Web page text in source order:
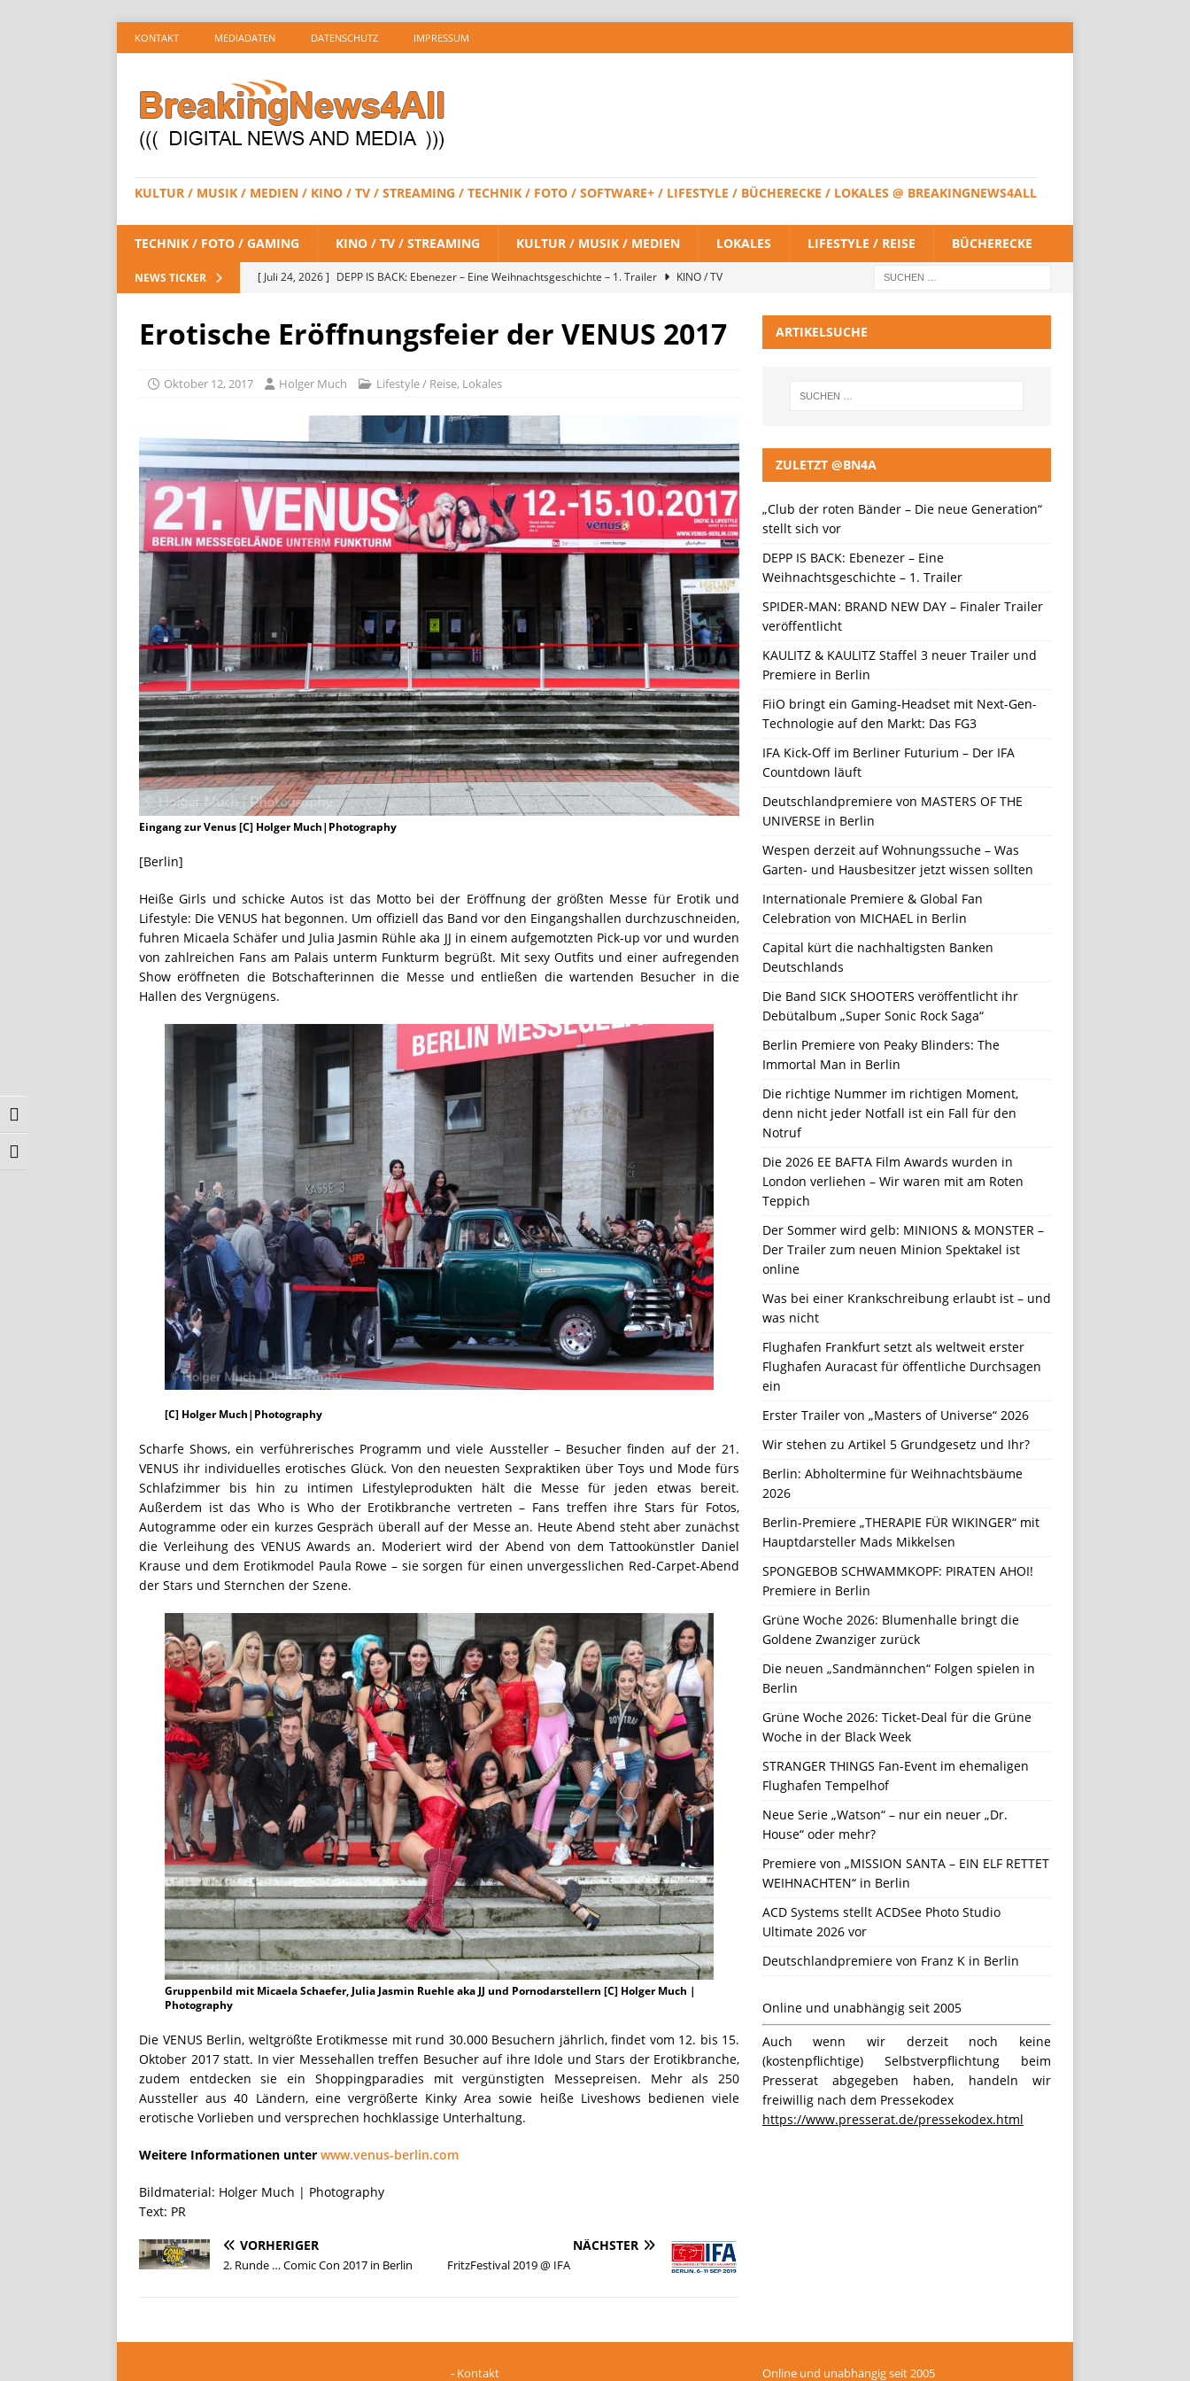
Umschalten auf hohe Kontraste
Schrift vergrößern
KONTAKT MEDIADATEN DATENSCHUTZ IMPRESSUM
KULTUR / MUSIK / MEDIEN / KINO / TV / STREAMING / TECHNIK / FOTO / SOFTWARE+ / LIFESTYLE / BÜCHERECKE / LOKALES @ BREAKINGNEWS4ALL
TECHNIK / FOTO / GAMING KINO / TV / STREAMING KULTUR / MUSIK / MEDIEN LOKALES LIFESTYLE / REISE BÜCHERECKE
NEWS TICKER [ Juli 24, 2026 ] DEPP IS BACK: Ebenezer – Eine Weihnachtsgeschichte – 1. Trailer
KINO / TV
[ Juli 23, 2026 ] SPIDER-MAN: BRAND NEW DAY – Finaler Trailer veröffentlicht
KINO / TV /
[ Juli 8, 2026 ] FiiO bringt ein Gaming-Headset mit Next-Gen-Technologie auf den Markt: Das
FG3
LIFESTYLE / REISE
[ Juli 28, 2026 ]
„Club der roten Bänder – Die neue Generation“ stellt sich vor
KINO / TV /
STREAMING
Erotische Eröffnungsfeier der VENUS 2017
Oktober 12, 2017 Holger Much Lifestyle / Reise, Lokales
Eingang zur Venus [C] Holger Much|Photography
[Berlin]
Heiße Girls und schicke Autos ist das Motto bei der Eröffnung der größten Messe für Erotik und
Lifestyle: Die VENUS hat begonnen. Um offiziell das Band vor den Eingangshallen durchzuschneiden,
fuhren Micaela Schäfer und Julia Jasmin Rühle aka JJ in einem aufgemotzten Pick-up vor und wurden
von zahlreichen Fans am Palais unterm Funkturm begrüßt. Mit sexy Outfits und einer aufregenden
Show eröffneten die Botschafterinnen die Messe und entließen die wartenden Besucher in die
Hallen des Vergnügens.
[C] Holger Much|Photography
Scharfe Shows, ein verführerisches Programm und viele Aussteller – Besucher finden auf der 21.
VENUS ihr individuelles erotisches Glück. Von den neuesten Sexpraktiken über Toys und Mode fürs
Schlafzimmer bis hin zu intimen Lifestyleprodukten hält die Messe für jeden etwas bereit.
Außerdem ist das Who is Who der Erotikbranche vertreten – Fans treffen ihre Stars für Fotos,
Autogramme oder ein kurzes Gespräch überall auf der Messe an. Heute Abend steht aber zunächst
die Verleihung des VENUS Awards an. Moderiert wird der Abend von dem Tattookünstler Daniel
Krause und dem Erotikmodel Paula Rowe – sie sorgen für einen unvergesslichen Red-Carpet-Abend
der Stars und Sternchen der Szene.
Gruppenbild mit Micaela Schaefer, Julia Jasmin Ruehle aka JJ und Pornodarstellern [C] Holger Much |
Photography
Die VENUS Berlin, weltgrößte Erotikmesse mit rund 30.000 Besuchern jährlich, findet vom 12. bis 15.
Oktober 2017 statt. In vier Messehallen treffen Besucher auf ihre Idole und Stars der Erotikbranche,
zudem entdecken sie ein Shoppingparadies mit vergünstigten Messepreisen. Mehr als 250
Aussteller aus 40 Ländern, eine vergrößerte Kinky Area sowie heiße Liveshows bedienen viele
erotische Vorlieben und versprechen hochklassige Unterhaltung.
Weitere Informationen unter www.venus-berlin.com
Bildmaterial: Holger Much | Photography
Text: PR
VORHERIGER
2. Runde … Comic Con 2017 in Berlin
NÄCHSTER
FritzFestival 2019 @ IFA
ARTIKELSUCHE
ZULETZT @BN4A
„Club der roten Bänder – Die neue Generation“
stellt sich vor
DEPP IS BACK: Ebenezer – Eine
Weihnachtsgeschichte – 1. Trailer
SPIDER-MAN: BRAND NEW DAY – Finaler Trailer
veröffentlicht
KAULITZ & KAULITZ Staffel 3 neuer Trailer und
Premiere in Berlin
FiiO bringt ein Gaming-Headset mit Next-Gen-
Technologie auf den Markt: Das FG3
IFA Kick-Off im Berliner Futurium – Der IFA
Countdown läuft
Deutschlandpremiere von MASTERS OF THE
UNIVERSE in Berlin
Wespen derzeit auf Wohnungssuche – Was
Garten- und Hausbesitzer jetzt wissen sollten
Internationale Premiere & Global Fan
Celebration von MICHAEL in Berlin
Capital kürt die nachhaltigsten Banken
Deutschlands
Die Band SICK SHOOTERS veröffentlicht ihr
Debütalbum „Super Sonic Rock Saga“
Berlin Premiere von Peaky Blinders: The
Immortal Man in Berlin
Die richtige Nummer im richtigen Moment,
denn nicht jeder Notfall ist ein Fall für den
Notruf
Die 2026 EE BAFTA Film Awards wurden in
London verliehen – Wir waren mit am Roten
Teppich
Der Sommer wird gelb: MINIONS & MONSTER –
Der Trailer zum neuen Minion Spektakel ist
online
Was bei einer Krankschreibung erlaubt ist – und
was nicht
Flughafen Frankfurt setzt als weltweit erster
Flughafen Auracast für öffentliche Durchsagen
ein
Erster Trailer von „Masters of Universe“ 2026
Wir stehen zu Artikel 5 Grundgesetz und Ihr?
Berlin: Abholtermine für Weihnachtsbäume
2026
Berlin-Premiere „THERAPIE FÜR WIKINGER“ mit
Hauptdarsteller Mads Mikkelsen
SPONGEBOB SCHWAMMKOPF: PIRATEN AHOI!
Premiere in Berlin
Grüne Woche 2026: Blumenhalle bringt die
Goldene Zwanziger zurück
Die neuen „Sandmännchen“ Folgen spielen in
Berlin
Grüne Woche 2026: Ticket-Deal für die Grüne
Woche in der Black Week
STRANGER THINGS Fan-Event im ehemaligen
Flughafen Tempelhof
Neue Serie „Watson“ – nur ein neuer „Dr.
House“ oder mehr?
Premiere von „MISSION SANTA – EIN ELF RETTET
WEIHNACHTEN“ in Berlin
ACD Systems stellt ACDSee Photo Studio
Ultimate 2026 vor
Deutschlandpremiere von Franz K in Berlin
Online und unabhängig seit 2005
Auch wenn wir derzeit noch keine
(kostenpflichtige) Selbstverpflichtung beim
Presserat abgegeben haben, handeln wir
freiwillig nach dem Pressekodex
https://www.presserat.de/pressekodex.html
- Kontakt Online und unabhängig seit 2005